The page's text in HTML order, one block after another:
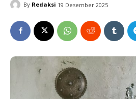
By Redaksi 19 Desember 2025